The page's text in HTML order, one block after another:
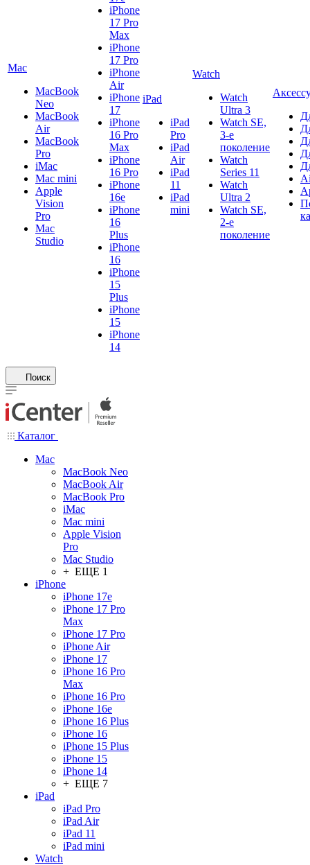
Mac
MacBook
Neo
MacBook
Air
MacBook
Pro
iMac
Mac mini
Apple
Vision
Pro
Mac
Studio
iPhone
17 Pro
Max
iPhone
17 Pro
iPhone
Air
iPhone
17
iPhone
16 Pro
Max
iPhone
16 Pro
iPhone
16e
iPhone
16
Plus
iPhone
16
iPhone
15
Plus
iPhone
15
iPhone
14
iPad
iPad
Pro
iPad
Air
iPad
11
iPad
mini
Watch
Watch
Ultra 3
Watch SE,
3-е
поколение
Watch
Series 11
Watch
Ultra 2
Watch SE,
2-е
поколение
Поиск
Каталог
Mac
MacBook Neo
MacBook Air
MacBook Pro
iMac
Mac mini
Apple Vision
Pro
Mac Studio
+ ЕЩЕ 1
iPhone
iPhone 17e
iPhone 17 Pro
Max
iPhone 17 Pro
iPhone Air
iPhone 17
iPhone 16 Pro
Max
iPhone 16 Pro
iPhone 16e
iPhone 16 Plus
iPhone 16
iPhone 15 Plus
iPhone 15
iPhone 14
+ ЕЩЕ 7
iPad
iPad Pro
iPad Air
iPad 11
iPad mini
Watch